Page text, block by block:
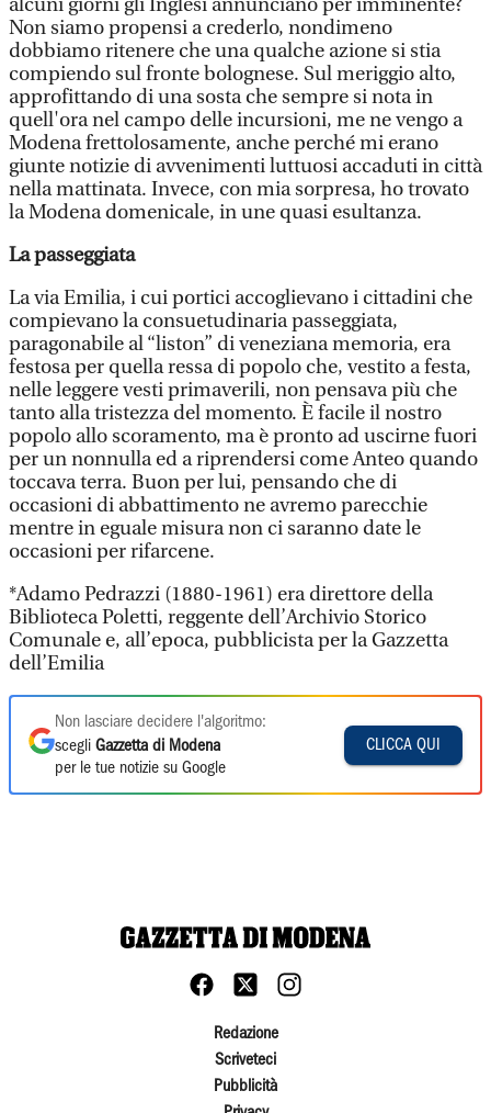
alcuni giorni gli Inglesi annunciano per imminente?
Non siamo propensi a crederlo, nondimeno
dobbiamo ritenere che una qualche azione si stia
compiendo sul fronte bolognese. Sul meriggio alto,
approfittando di una sosta che sempre si nota in
quell'ora nel campo delle incursioni, me ne vengo a
Modena frettolosamente, anche perché mi erano
giunte notizie di avvenimenti luttuosi accaduti in città
nella mattinata. Invece, con mia sorpresa, ho trovato
la Modena domenicale, in une quasi esultanza.
La passeggiata
La via Emilia, i cui portici accoglievano i cittadini che
compievano la consuetudinaria passeggiata,
paragonabile al “liston” di veneziana memoria, era
festosa per quella ressa di popolo che, vestito a festa,
nelle leggere vesti primaverili, non pensava più che
tanto alla tristezza del momento. È facile il nostro
popolo allo scoramento, ma è pronto ad uscirne fuori
per un nonnulla ed a riprendersi come Anteo quando
toccava terra. Buon per lui, pensando che di
occasioni di abbattimento ne avremo parecchie
mentre in eguale misura non ci saranno date le
occasioni per rifarcene.
*Adamo Pedrazzi (1880-1961) era direttore della
Biblioteca Poletti, reggente dell’Archivio Storico
Comunale e, all’epoca, pubblicista per la Gazzetta
dell’Emilia
Non lasciare decidere l'algoritmo:
scegli Gazzetta di Modena
per le tue notizie su Google
CLICCA QUI
Redazione
Scriveteci
Pubblicità